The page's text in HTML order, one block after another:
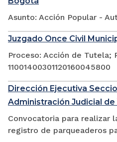
Asunto: Acción Popular -
Juzgado Once Civil
Proceso: Acción de Tutela;
11001400301120160045800
Dirección Ejecutiva
Administración Judicial de
Convocatoria para realizar
registro de parqueaderos